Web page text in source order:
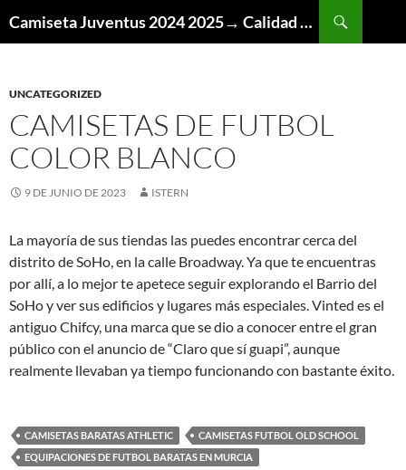
Camiseta Juventus 2024 2025→ Calidad Thai AAA
UNCATEGORIZED
CAMISETAS DE FUTBOL
COLOR BLANCO
9 DE JUNIO DE 2023 ISTERN
La mayoría de sus tiendas las puedes encontrar cerca del
distrito de SoHo, en la calle Broadway. Ya que te encuentras
por allí, a lo mejor te apetece seguir explorando el Barrio del
SoHo y ver sus edificios y lugares más especiales. Vinted es el
antiguo Chifcy, una marca que se dio a conocer entre el gran
público con el anuncio de “Claro que sí guapi”, aunque
realmente llevaban ya tiempo funcionando con bastante éxito.
CAMISETAS BARATAS ATHLETIC
CAMISETAS FUTBOL OLD SCHOOL
EQUIPACIONES DE FUTBOL BARATAS EN MURCIA